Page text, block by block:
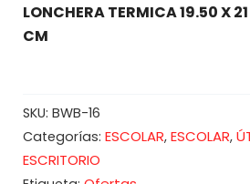
LONCHERA TERMICA 19.50 X 21
CM
SKU: BWB-16
Categorías: ESCOLAR, ESCOLAR,
ESCRITORIO